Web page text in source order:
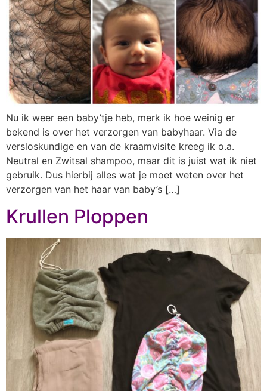
Nu ik weer een baby’tje heb, merk ik hoe weinig er
bekend is over het verzorgen van babyhaar. Via de
versloskundige en van de kraamvisite kreeg ik o.a.
Neutral en Zwitsal shampoo, maar dit is juist wat ik niet
gebruik. Dus hierbij alles wat je moet weten over het
verzorgen van het haar van baby’s […]
Krullen Ploppen